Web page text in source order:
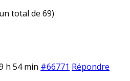
total de 69)
h 54 min #66771 Répondre